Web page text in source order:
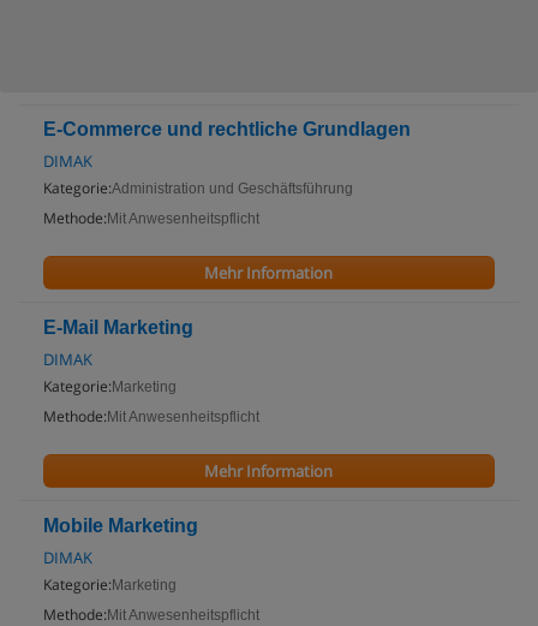
E-Commerce und rechtliche Grundlagen
DIMAK
Kategorie:Administration und Geschäftsführung
Methode: Mit Anwesenheitspflicht
Mehr Information
E-Mail Marketing
DIMAK
Kategorie: Marketing
Methode: Mit Anwesenheitspflicht
Mehr Information
Mobile Marketing
DIMAK
Kategorie: Marketing
Methode: Mit Anwesenheitspflicht